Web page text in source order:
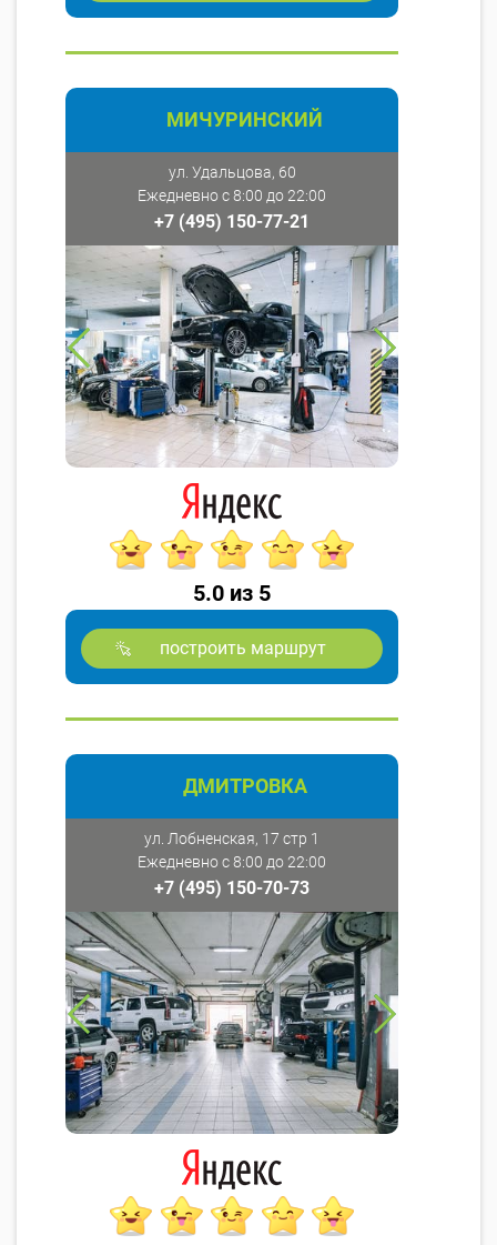
МИЧУРИНСКИЙ
ул. Удальцова, 60
Ежедневно с 8:00 до 22:00
+7 (495) 150-77-21
5.0 из 5
построить маршрут
ДМИТРОВКА
ул. Лобненская, 17 стр 1
Ежедневно с 8:00 до 22:00
+7 (495) 150-70-73